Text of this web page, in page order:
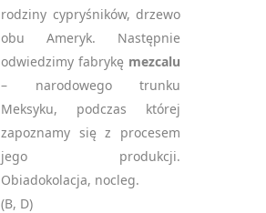
rodziny cypryśników, drzewo
obu Ameryk. Następnie
odwiedzimy fabrykę mezcalu
– narodowego trunku
Meksyku, podczas której
zapoznamy się z procesem
jego produkcji.
Obiadokolacja, nocleg.
(B, D)